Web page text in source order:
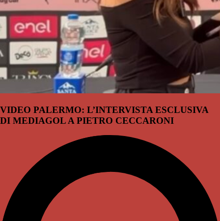
VIDEO PALERMO: L’INTERVISTA ESCLUSIVA
DI MEDIAGOL A PIETRO CECCARONI